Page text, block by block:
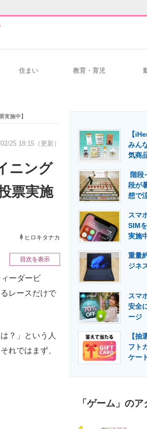
経営リーダーのコミュニティ
製造業のIT導入・活用を支援
エネルギーの専門メディア
住まい 教育・育児
実施中】
25 18:15（更新）
ニング
票実施
ヒロキタナカ
目次を表示
ーダービ
レースだけで
？」という人
れではまず、
【
みん
気商
階段
段が
想で
スマ
SIM
実施
重量
ジネ
スマ
安全
ージ
【
フト
ケー
「ゲーム」の